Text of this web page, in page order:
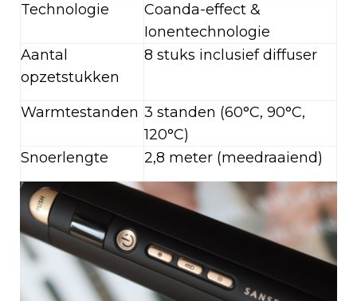
Technologie
Coanda-effect &
Ionentechnologie
Aantal
opzetstukken
8 stuks inclusief diffuser
Warmtestanden 3 standen (60°C, 90°C,
120°C)
Snoerlengte
2,8 meter (meedraaiend)